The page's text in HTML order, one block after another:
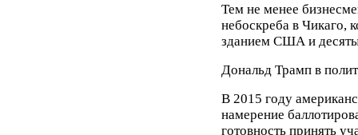
Тем не менее
небоскреба в Чикаго,
зданием США и
Дональд Трамп в
В 2015 году
намерение
готовность принять